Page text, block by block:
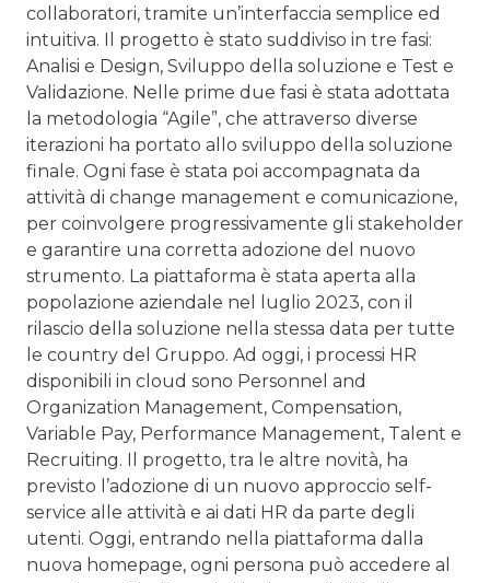
collaboratori, tramite un’interfaccia semplice ed
intuitiva. Il progetto è stato suddiviso in tre fasi:
Analisi e Design, Sviluppo della soluzione e Test e
Validazione. Nelle prime due fasi è stata adottata
la metodologia “Agile”, che attraverso diverse
iterazioni ha portato allo sviluppo della soluzione
finale. Ogni fase è stata poi accompagnata da
attività di change management e comunicazione,
per coinvolgere progressivamente gli stakeholder
e garantire una corretta adozione del nuovo
strumento. La piattaforma è stata aperta alla
popolazione aziendale nel luglio 2023, con il
rilascio della soluzione nella stessa data per tutte
le country del Gruppo. Ad oggi, i processi HR
disponibili in cloud sono Personnel and
Organization Management, Compensation,
Variable Pay, Performance Management, Talent e
Recruiting. Il progetto, tra le altre novità, ha
previsto l’adozione di un nuovo approccio self-
service alle attività e ai dati HR da parte degli
utenti. Oggi, entrando nella piattaforma dalla
nuova homepage, ogni persona può accedere al